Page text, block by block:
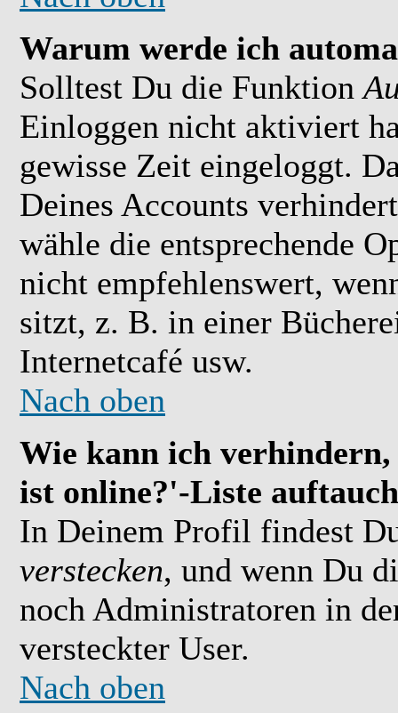
Warum werde ich
Solltest Du die Funktion
Einloggen nicht aktiviert
gewisse Zeit eingeloggt.
Deines Accounts
wähle die entsprechende
nicht empfehlenswert,
sitzt, z. B. in einer
Internetcafé usw.
Nach oben
Wie kann ich
ist online?'-Liste
In Deinem Profil findest
verstecken, und wenn Du
noch Administratoren in
versteckter User.
Nach oben